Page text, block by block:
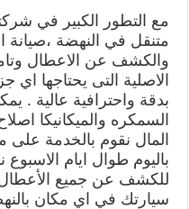
مع التطور الكبير في
متنقل في النهضة ،صيانة
والكشف عن الاعطال
الاصلية التى يحتاجها اي
بدقة واحترافية عالية .
السمكره والميكانيكا
المال نقوم بالخدمة
باليوم طوال ايام
للكشف عن جميع
سيارتك في اي مكان